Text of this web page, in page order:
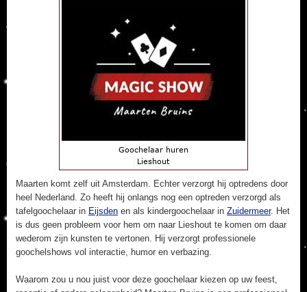
Maarten komt zelf uit Amsterdam. Echter verzorgt hij optredens door
heel Nederland. Zo heeft hij onlangs nog een optreden verzorgd als
tafelgoochelaar in Eijsden en als kindergoochelaar in Zuidermeer. Het
is dus geen probleem voor hem om naar Lieshout te komen om daar
wederom zijn kunsten te vertonen. Hij verzorgt professionele
goochelshows vol interactie, humor en verbazing.
Waarom zou u nou juist voor deze goochelaar kiezen op uw feest,